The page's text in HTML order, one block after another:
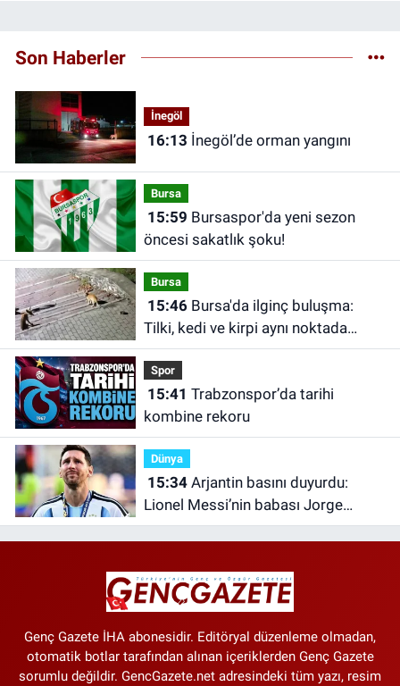
Son Haberler
İnegöl
16:13 İnegöl’de orman yangını
Bursa
15:59
öncesi sakatlık şoku!
Bursa
15:46Bursa'da ilginç buluşma:
Tilki, kedi ve kirpi aynı noktada
görüntülendi
Spor
15:41
kombine rekoru
Dünya
15:34Arjantin basını duyurdu:
Lionel Messi’nin babası Jorge
Messi 68 yaşında hayatını kaybetti
Genç Gazete İHA abonesidir. Editöryal düzenleme olmadan,
otomatik botlar tarafından alınan içeriklerden Genç Gazete
sorumlu değildir. GencGazete.net adresindeki tüm yazı, resim